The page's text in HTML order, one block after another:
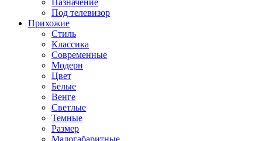
Назначение
Под телевизор
Прихожие
Стиль
Классика
Современные
Модерн
Цвет
Белые
Венге
Светлые
Темные
Размер
Малогабаритные